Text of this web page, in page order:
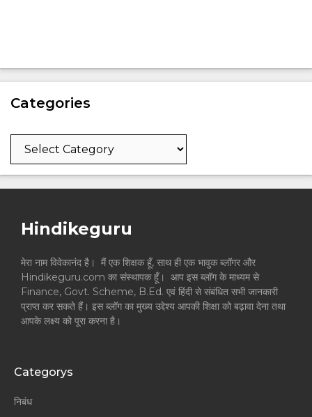
Categories
Categories
Hindikeguru
मेरा नाम विवेकानंद है। मैं एक शिक्षक हूँ, साथ ही एक भावुक ब्लॉगर और
Hindikeguru.com का संस्थापक हूँ। आप इस ब्लॉग के माध्यम से
Finance, Govt. Scheme, B.Ed. एवं हिंदी से संबंधित सभी जानकारी
प्राप्त कर सकते हैं। इस ब्लॉग का मुख्य उद्देश्य आपकी शिक्षा को बढ़ावा देना तथा
आपके लक्ष्य को पूरा करना है।
Categorys
निबंध